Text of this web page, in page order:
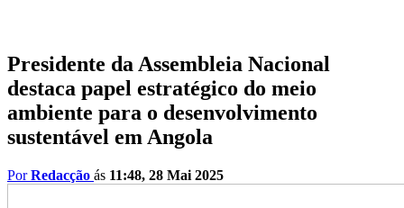
Presidente da Assembleia Nacional
destaca papel estratégico do meio
ambiente para o desenvolvimento
sustentável em Angola
PorRedacção ás 11:48, 28 Mai 2025